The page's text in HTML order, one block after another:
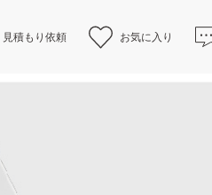
見積もり依頼 お気に入り